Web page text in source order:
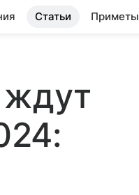
Статьи Приметы
ждут